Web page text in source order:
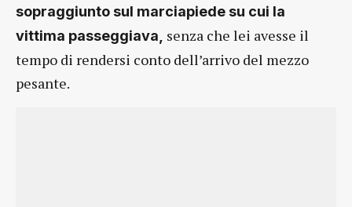
sopraggiunto sul marciapiede su cui la
vittima passeggiava, senza che lei avesse il
tempo di rendersi conto dell’arrivo del mezzo
pesante.